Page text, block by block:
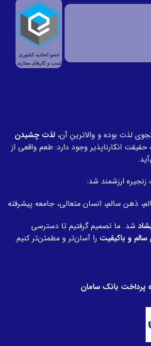
لذت بوده و والاترینِ آن، لذت چشیدن
انکارناپذیر وجود دارد: طعم واقعی از
ارزشمند شد:
ذهن سالم، انسان متعالی، جامعه پیشرفته
شد. ما تصمیم گرفتیم تا دسترسی
و باکیفیت را آسان‌تر و مطمئن‌تر کنیم.
پرداخت بانک سامان